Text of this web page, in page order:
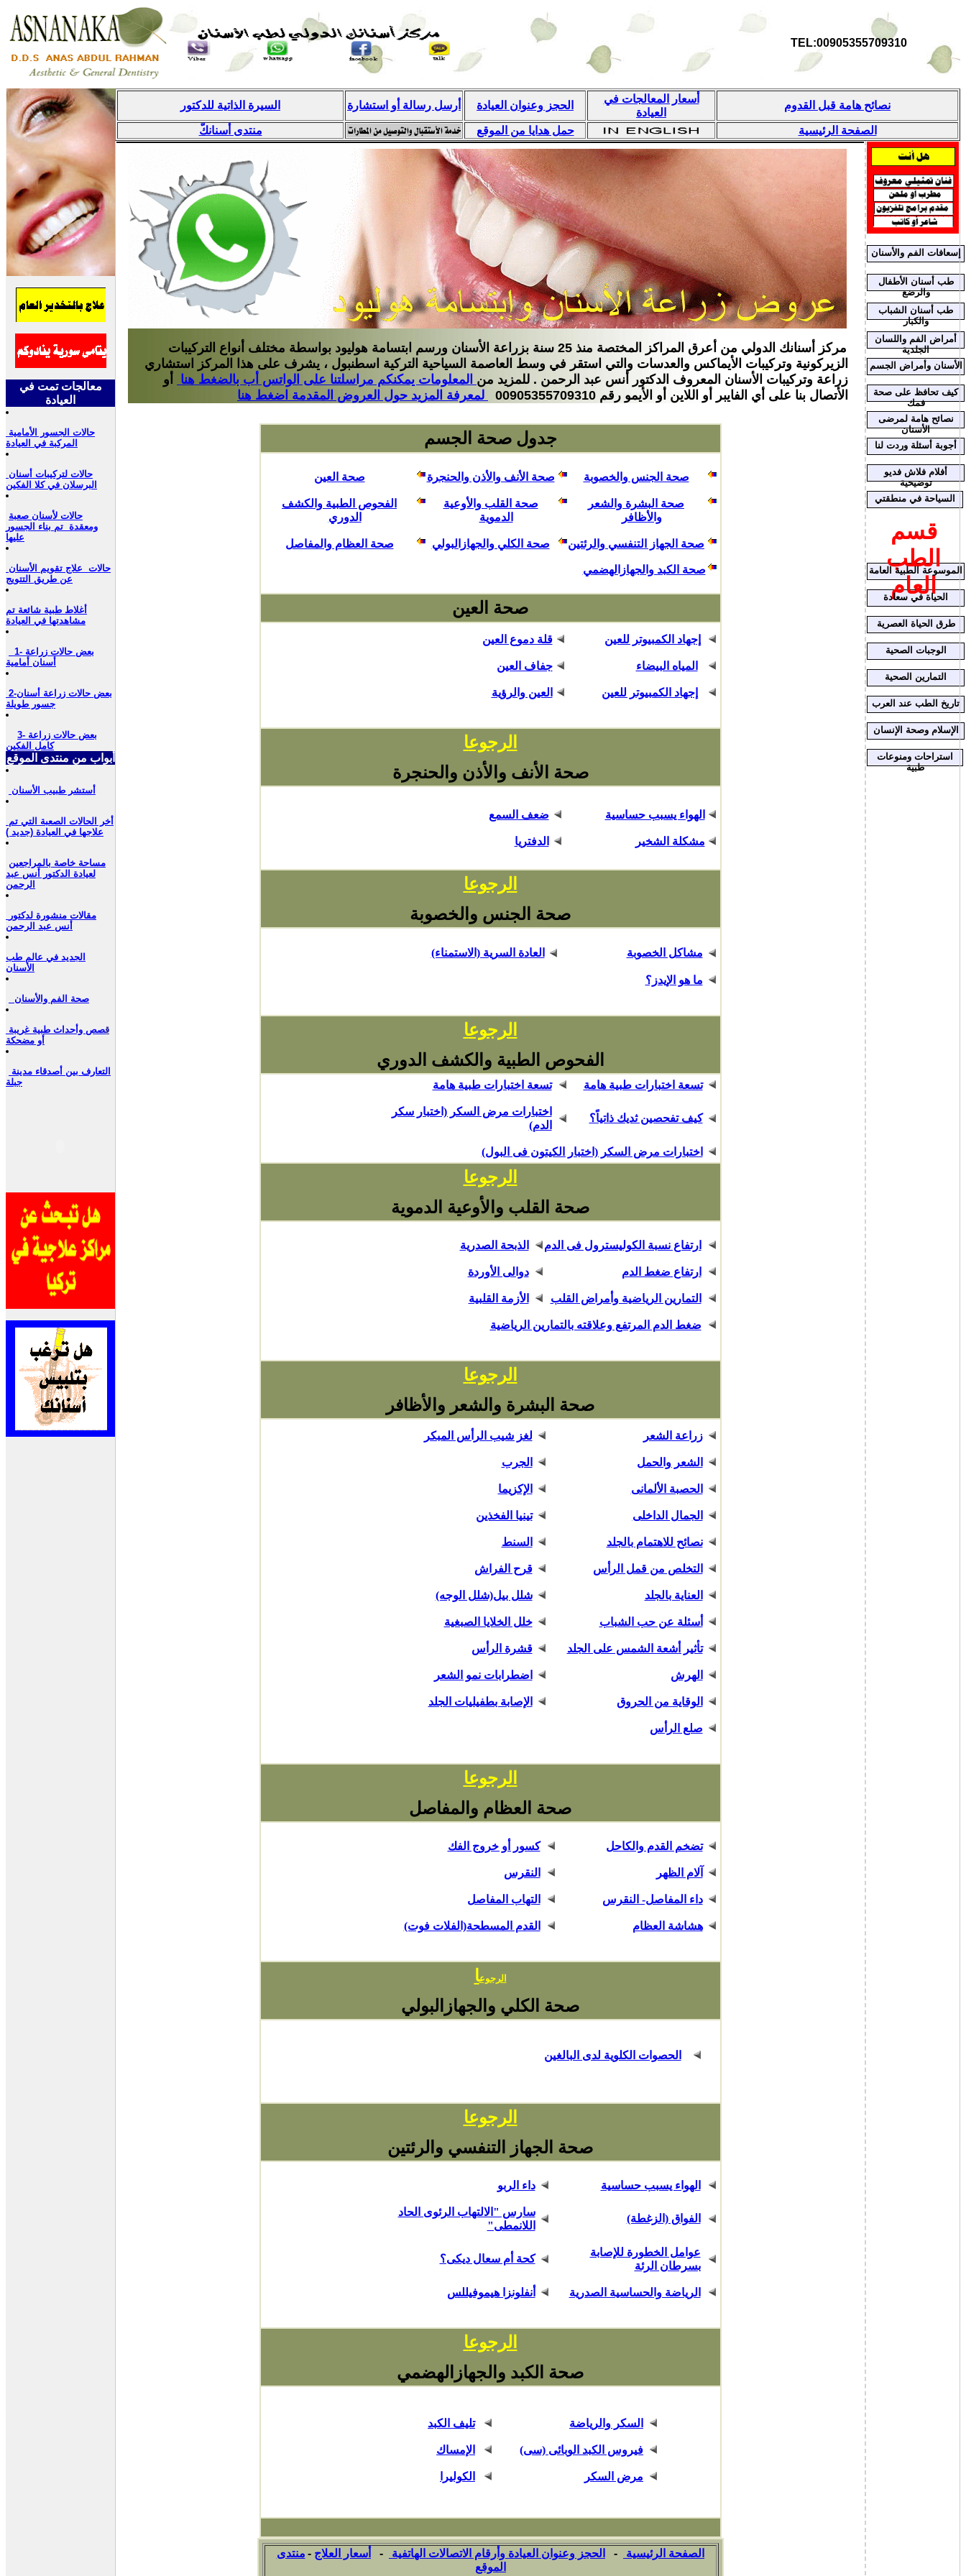
TEL:00905355709310
معالجات تمت في
العيادة
المركبة في العيادة
البرسلان في كلا الفكين
حالات لأسنان صعبة
ومعقدة تم بناء الجسور
عليها
عن طريق التتويج
أغلاط طبية شائعة تم
مشاهدتها في العيادة
1- بعض حالات زراعة
أسنان أمامية
2-بعض حالات زراعة أسنان
جسور طويلة
3- بعض حالات زراعة
كامل الفكين
أبواب من منتدى الموقع
أستشر طبيب الأسنان
علاجها في العيادة (جديد )
مساحة خاصة بالمراجعين
لعيادة الدكتور أنس عبد
الرحمن
مقالات منشورة لدكتور
أنس عبد الرحمن
الجديد في عالم طب
الأسنان
صحة الفم والأسنان
قصص وأحداث طبية غريبة
أو مضحكة
جبلة
السيرة الذاتية للدكتور أرسل رسالة أو استشارة الحجز وعنوان العيادة
أسعار المعالجات في
العيادة
نصائح هامة قبل القدوم
منتدى أسنانكّ حمل هدايا من الموقع الصفحة الرئيسية
مركز أسنانك الدولي من أعرق المراكز المختصة منذ 25 سنة بزراعة الأسنان ورسم ابتسامة هوليود بواسطة مختلف أنواع التركيبات
الزيركونية وتركيبات الأيماكس والعدسات والتي استقر في وسط العاصمة السياحية التركية اسطنبول ، يشرف على هذا المركز استشاري
زراعة وتركيبات الأسنان المعروف الدكتور أنس عبد الرحمن . للمزيد من المعلومات يمكنكم مراسلتنا على الواتس أب بالضغط هنا
أو
الأتصال بنا على أي الفايبر أو اللاين أو الأيمو رقم 00905355709310
لمعرفة المزيد حول العروض المقدمة اضغط هنا
جدول صحة الجسم
صحة الجنس والخصوبة صحة الأنف والأذن والحنجرة صحة العين
صحة البشرة والشعر
والأظافر
صحة القلب والأوعية
الدموية
الفحوص الطبية والكشف
الدوري
صحة الجهاز التنفسي والرئتين صحة الكلي والجهازالبولي صحة العظام والمفاصل
صحة الكبد والجهازالهضمي
صحة العين
إجهاد الكمبيوتر للعين قلة دموع العين
المياه البيضاء جفاف العين
إجهاد الكمبيوتر للعين العين والرؤية
الرجوعا
صحة الأنف والأذن والحنجرة
الهواء يسبب حساسية ضعف السمع
مشكلة الشخير الدفتريا
الرجوعا
صحة الجنس والخصوبة
مشاكل الخصوبة العادة السرية (الاستمناء)
ما هو الإيدز؟
الرجوعا
الفحوص الطبية والكشف الدوري
تسعة اختبارات طبية هامة تسعة اختبارات طبية هامة
كيف تفحصين ثديك ذاتياً؟
اختبارات مرض السكر (اختبار سكر
الدم)
اختبارات مرض السكر (اختبار الكيتون فى البول)
الرجوعا
صحة القلب والأوعية الدموية
ارتفاع نسبة الكوليسترول فى الدم الذبحة الصدرية
ارتفاع ضغط الدم دوالى الأوردة
التمارين الرياضية وأمراض القلب الأزمة القلبية
ضغط الدم المرتفع وعلاقته بالتمارين الرياضية
الرجوعا
صحة البشرة والشعر والأظافر
زراعة الشعر لغز شيب الرأس المبكر
الشعر والحمل الجرب
الحصبة الألمانى الإكزيما
الجمال الداخلى تينيا الفخذين
نصائح للاهتمام بالجلد السنط
التخلص من قمل الرأس قرح الفراش
العناية بالجلد شلل بيل(شلل الوجه)
أسئلة عن حب الشباب خلل الخلايا الصبغية
تأثير أشعة الشمس على الجلد قشرة الرأس
الهرش اضطرابات نمو الشعر
الوقاية من الحروق الإصابة بطفيليات الجلد
صلع الرأس
الرجوعا
صحة العظام والمفاصل
تضخم القدم والكاحل كسور أو خروج الفك
آلام الظهر النقرس
داء المفاصل- النقرس التهاب المفاصل
هشاشة العظام القدم المسطحة(الفلات فوت)
الرجوعا
صحة الكلي والجهازالبولي
الحصوات الكلوية لدى البالغين
الرجوعا
صحة الجهاز التنفسي والرئتين
الهواء يسبب حساسية داء الربو
الفواق (الزغطة)
سارس "الالتهاب الرئوى الحاد
اللانمطى"
عوامل الخطورة للإصابة
بسرطان الرئة
كحة أم سعال ديكى؟
الرياضة والحساسية الصدرية أنفلونزا هيموفيللس
الرجوعا
صحة الكبد والجهازالهضمي
السكر والرياضة تليف الكبد
فيروس الكبد الوبائى (سى) الإمساك
مرض السكر الكوليرا
الصفحة الرئيسية - الحجز وعنوان العيادة وأرقام الاتصالات الهاتفية - أسعار العلاج - منتدى
الموقع
إسعافات الفم والأسنان
طب أسنان الأطفال
والرضع
طب أسنان الشباب
والكبار
أمراض الفم واللسان
الجلدية
الأسنان وأمراض الجسم
كيف تحافظ على صحة
فمك
نصائح هامة لمرضى
الأسنان
أجوبة أسئلة وردت لنا
أفلام فلاش فديو
توضيحية
السياحة في منطقتي
قسم
الطب
العام
الموسوعة الطبية العامة
الحياة في سعادة
طرق الحياة العصرية
الوجبات الصحية
التمارين الصحية
تاريخ الطب عند العرب
الإسلام وصحة الإنسان
استراحات ومنوعات
طبية